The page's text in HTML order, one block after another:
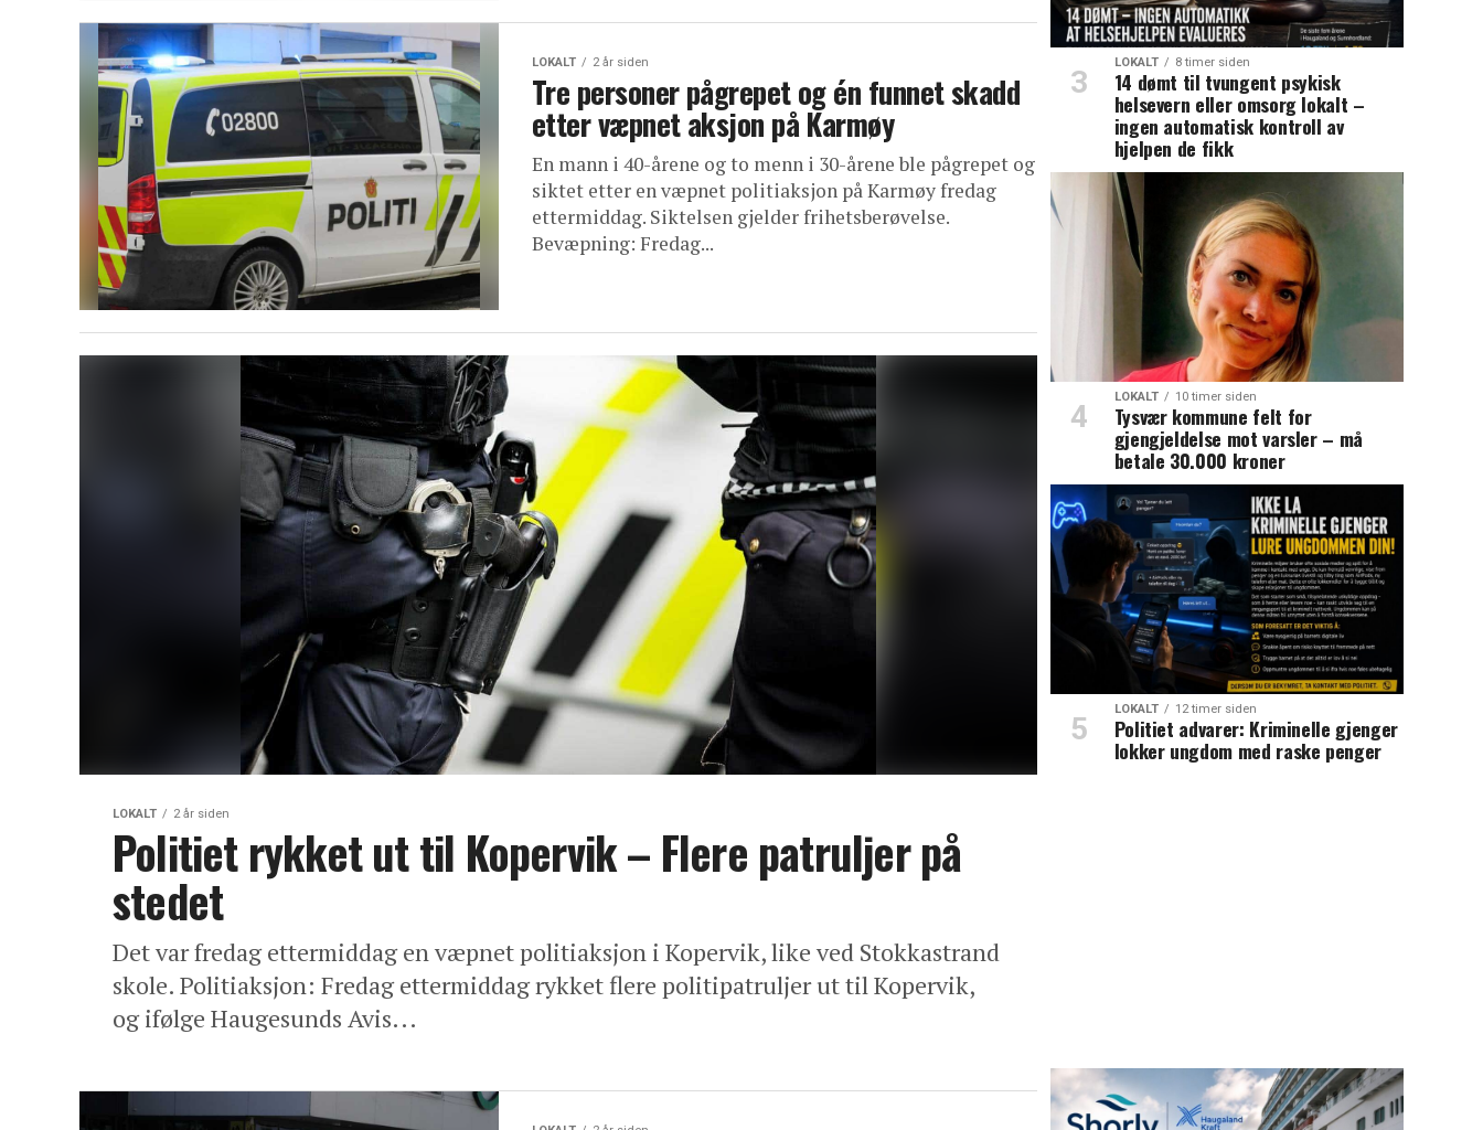
LOKALT 2 år siden
Tre personer pågrepet og én funnet skadd
etter væpnet aksjon på Karmøy
En mann i 40-årene og to menn i 30-årene ble pågrepet og
siktet etter en væpnet politiaksjon på Karmøy fredag
ettermiddag. Siktelsen gjelder frihetsberøvelse.
Bevæpning: Fredag...
LOKALT 2 år siden
Politiet rykket ut til Kopervik – Flere patruljer på
stedet
Det var fredag ettermiddag en væpnet politiaksjon i Kopervik, like ved Stokkastrand
skole. Politiaksjon: Fredag ettermiddag rykket flere politipatruljer ut til Kopervik,
og ifølge Haugesunds Avis...
LOKALT 8 timer siden
14 dømt til tvungent psykisk
helsevern eller omsorg lokalt –
ingen automatisk kontroll av
hjelpen de fikk
LOKALT 10 timer siden
Tysvær kommune felt for
gjengjeldelse mot varsler – må
betale 30.000 kroner
LOKALT 12 timer siden
Politiet advarer: Kriminelle gjenger
lokker ungdom med raske penger